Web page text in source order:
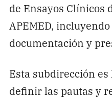
de Ensayos Clínicos
APEMED,
documentación y
Esta subdirección
definir las pautas y